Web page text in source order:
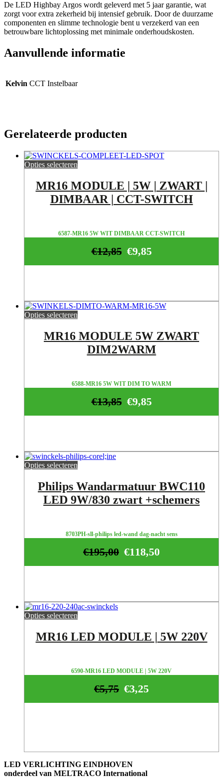
De LED Highbay Argos wordt geleverd met 5 jaar garantie, wat
zorgt voor extra zekerheid bij intensief gebruik. Door de duurzame
componenten en slimme technologie bent u verzekerd van een
betrouwbare lichtoplossing met minimale onderhoudskosten.
Aanvullende informatie
Kelvin CCT Instelbaar
Gerelateerde producten
Opties selecteren
MR16 MODULE | 5W | ZWART |
DIMBAAR | CCT-SWITCH
6587-MR16 5W WIT DIMBAAR CCT-SWITCH
€9,85
€12,85
Opties selecteren
MR16 MODULE 5W ZWART
DIM2WARM
6588-MR16 5W WIT DIM TO WARM
€9,85
€13,85
Opties selecteren
Philips Wandarmatuur BWC110
LED 9W/830 zwart +schemers
8703PH-sll-philips led-wand dag-nacht sens
€118,50
€195,00
Opties selecteren
MR16 LED MODULE | 5W 220V
6590-MR16 LED MODULE | 5W 220V
€3,25
€5,75
LED VERLICHTING EINDHOVEN
onderdeel van MELTRACO International